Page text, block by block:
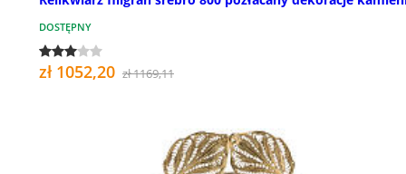
DOSTĘPNY
zł 1052,20 zł 1169,11